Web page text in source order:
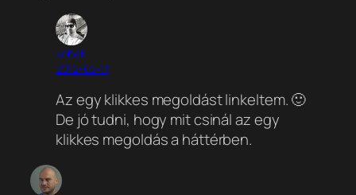
kobak
2012-03-11
Az egy klikkes megoldást linkeltem. 🙂
De jó tudni, hogy mit csinál az egy
klikkes megoldás a háttérben.